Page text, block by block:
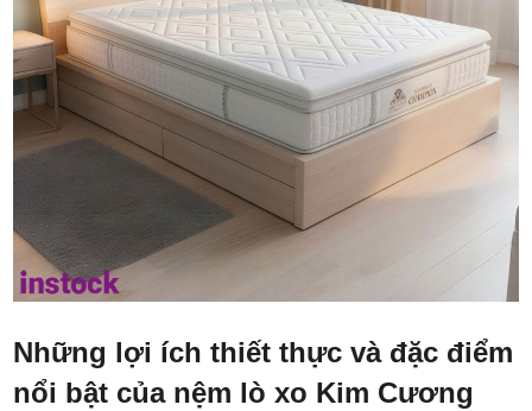
Những lợi ích thiết thực và đặc điểm
nổi bật của nệm lò xo Kim Cương